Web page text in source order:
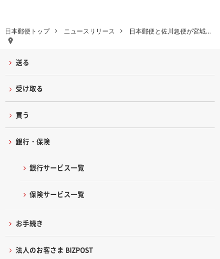
日本郵便トップ ニュースリリース 日本郵便と佐川急便が宮城…
送る
受け取る
買う
銀行・保険
銀行サービス一覧
保険サービス一覧
お手続き
法人のお客さま BIZPOST